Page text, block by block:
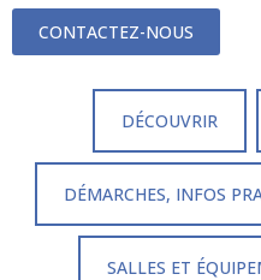
CONTACTEZ-NOUS
DÉCOUVRIR
DÉMARCHES, INFOS
SALLES ET